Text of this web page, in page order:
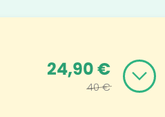
24,90 €
40 €